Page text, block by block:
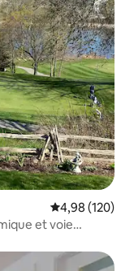
Note
4,98 (120)
et voie